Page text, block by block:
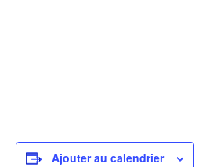
Ajouter au calendrier